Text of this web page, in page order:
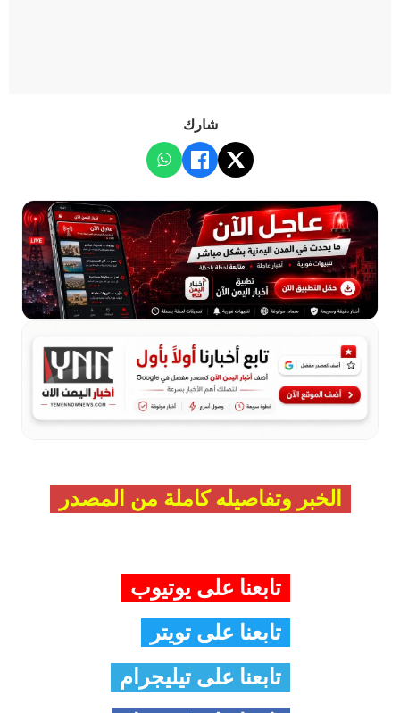
شارك
الخبر وتفاصيله كاملة من المصدر
تابعنا على يوتيوب
تابعنا على تويتر
تابعنا على تيليجرام